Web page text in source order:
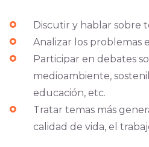
Discutir y hablar sobre
Analizar los problemas
Participar en debates
medioambiente,
educación, etc.
Tratar temas más
calidad de vida, el